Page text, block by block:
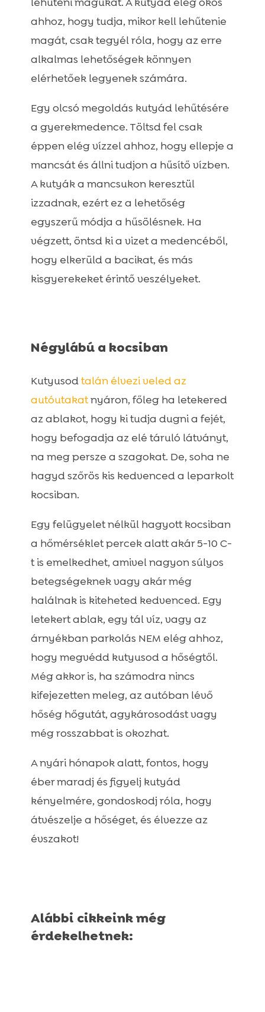
ahhoz, hogy tudja, mikor kell lehűtenie
magát, csak tegyél róla, hogy az erre
alkalmas lehetőségek könnyen
elérhetőek legyenek számára.
Egy olcsó megoldás kutyád lehűtésére
a gyerekmedence. Töltsd fel csak
éppen elég vízzel ahhoz, hogy ellepje a
mancsát és állni tudjon a hűsítő vízben.
A kutyák a mancsukon keresztül
izzadnak, ezért ez a lehetőség
egyszerű módja a hűsölésnek. Ha
végzett, öntsd ki a vizet a medencéből,
hogy elkerüld a bacikat, és más
kisgyerekeket érintő veszélyeket.
Négylábú a kocsiban
Kutyusodtalán élvezi veled az
autóutakatnyáron, főleg ha letekered
az ablakot, hogy ki tudja dugni a fejét,
hogy befogadja az elé táruló látványt,
na meg persze a szagokat. De, soha ne
hagyd szőrös kis kedvenced a leparkolt
kocsiban.
Egy felügyelet nélkül hagyott kocsiban
a hőmérséklet percek alatt akár 5-10 C-
t is emelkedhet, amivel nagyon súlyos
betegségeknek vagy akár még
halálnak is kiteheted kedvenced. Egy
letekert ablak, egy tál víz, vagy az
árnyékban parkolás NEM elég ahhoz,
hogy megvédd kutyusod a hőségtől.
Még akkor is, ha számodra nincs
kifejezetten meleg, az autóban lévő
hőség hőgutát, agykárosodást vagy
még rosszabbat is okozhat.
A nyári hónapok alatt, fontos, hogy
éber maradj és figyelj kutyád
kényelmére, gondoskodj róla, hogy
átvészelje a hőséget, és élvezze az
évszakot!
Alábbi cikkeink még
érdekelhetnek: